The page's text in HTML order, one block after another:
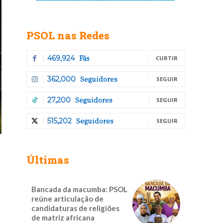
PSOL nas Redes
469,924 Fãs CURTIR
362,000 Seguidores SEGUIR
27,200 Seguidores SEGUIR
515,202 Seguidores SEGUIR
Últimas
Bancada da macumba: PSOL
reúne articulação de
candidaturas de religiões
de matriz africana